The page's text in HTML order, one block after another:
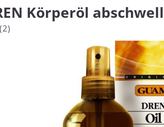
Körperöl
(2)